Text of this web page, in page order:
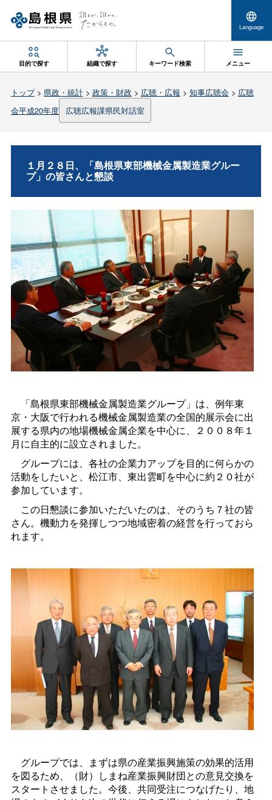
Language
目的で探す 組織で探す キーワード検索 メニュー
トップ> 県政・統計> 政策・財政 > 広聴・広報 > 知事広聴会 > 広聴
会平成20年度
広聴広報課県民対話室
１月２８日、「島根県東部機械金属製造業グルー
プ」の皆さんと懇談
「島根県東部機械金属製造業グループ」は、例年東
京・大阪で行われる機械金属製造業の全国的展示会に出
展する県内の地場機械金属企業を中心に、２００８年１
月に自主的に設立されました。
グループには、各社の企業力アップを目的に何らかの
活動をしたいと、松江市、東出雲町を中心に約２０社が
参加しています。
この日懇談に参加いただいたのは、そのうち７社の皆
さん。機動力を発揮しつつ地域密着の経営を行っておら
れます。
グループでは、まずは県の産業振興施策の効果的活用
を図るため、（財）しまね産業振興財団との意見交換を
スタートさせました。今後、共同受注につなげたり、地